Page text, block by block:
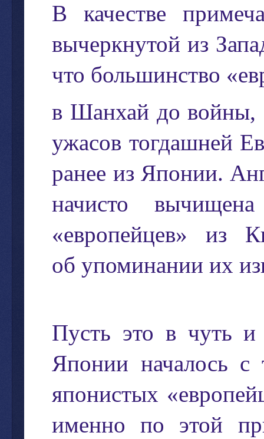
В
качестве
вычеркнутой из
что большинство «
в Шанхай до войны,
ужасов тогдашней
ранее из Японии.
начисто
вычищена
«европейцев»из
об упоминании их
Пусть это в чуть и
Японии началось с
японистых «
именно
по этой